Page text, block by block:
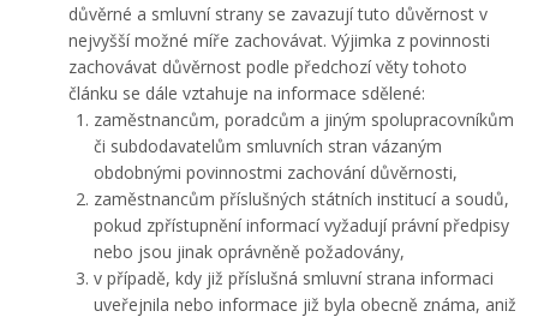
důvěrné a smluvní strany se zavazují tuto důvěrnost v
nejvyšší možné míře zachovávat. Výjimka z povinnosti
zachovávat důvěrnost podle předchozí věty tohoto
článku se dále vztahuje na informace sdělené:
zaměstnancům, poradcům a jiným spolupracovníkům
či subdodavatelům smluvních stran vázaným
obdobnými povinnostmi zachování důvěrnosti,
zaměstnancům příslušných státních institucí a soudů,
pokud zpřístupnění informací vyžadují právní předpisy
nebo jsou jinak oprávněně požadovány,
v případě, kdy již příslušná smluvní strana informaci
uveřejnila nebo informace již byla obecně známa, aniž